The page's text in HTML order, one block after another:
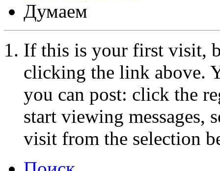
Думаем
If this is your first visit,
clicking the link above.
you can post: click the
start viewing messages,
visit from the selection